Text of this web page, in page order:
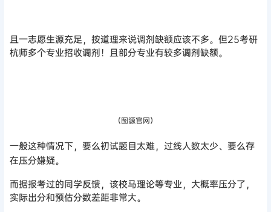
且一志愿生源充足，按道理来说调剂缺额应该不多。但25考研
杭师多个专业招收调剂！且部分专业有较多调剂缺额。
（图源官网）
一般这种情况下，要么初试题目太难，过线人数太少、要么存
在压分嫌疑。
而据报考过的同学反馈，该校马理论等专业，大概率压分了，
实际出分和预估分数差距非常大。